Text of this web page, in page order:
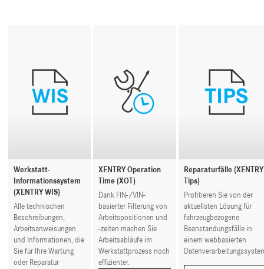
Werkstatt-
Informationssystem
(XENTRY WIS)
Alle technischen
Beschreibungen,
Arbeitsanweisungen
und Informationen, die
Sie für Ihre Wartung
oder Reparatur
XENTRY Operation
Time (XOT)
Dank FIN-/VIN-
basierter Filterung von
Arbeitspositionen und
-zeiten machen Sie
Arbeitsabläufe im
Werkstattprozess noch
effizienter.
Reparaturfälle (XENTRY
Tips)
Profitieren Sie von der
aktuellsten Lösung für
fahrzeugbezogene
Beanstandungsfälle in
einem webbasierten